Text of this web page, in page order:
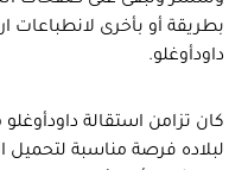
بطريقة أو بأخرى لانطباعات
داودأوغلو.
كان تزامن استقالة
لبلاده فرصة مناسبة لتحميل